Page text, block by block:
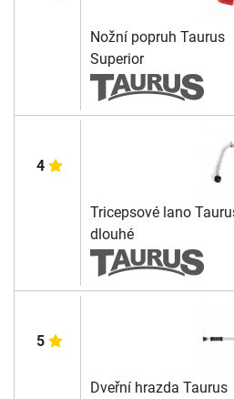
Nožní popruh Taurus
Superior
4
Tricepsové lano
dlouhé
5
Dveřní hrazda Taurus